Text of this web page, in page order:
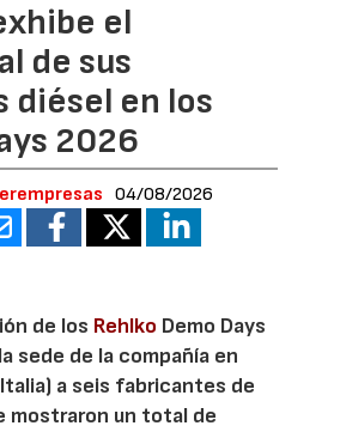
el
de sus
diésel en los
2026
04/08/2026
de los Rehlko Demo Days
sede de la compañía en
a seis fabricantes de
mostraron un total de